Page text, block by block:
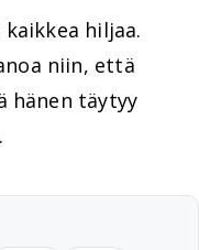
hiljaa.
niin, että
hänen täytyy